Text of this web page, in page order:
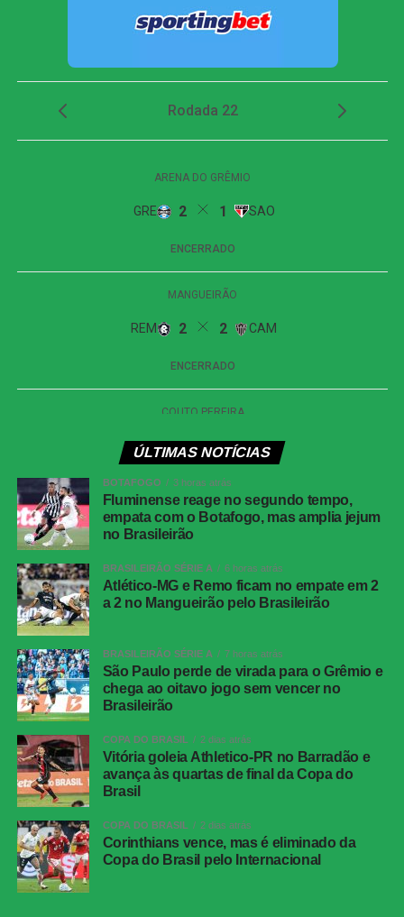
O time alvinegro voltou a ameaçar aos 29 minutos.
para fora. Em seguida, o volante completou cruzamento
Fluminense reage no segundo tempo, empata
com o Botafogo, mas amplia jejum no Brasileirão
O Botafogo abriu o placar aos 43 minutos. Em cobrança
vantagem antes do intervalo.
ofensivo e quase empatou logo aos dois minutos. Samuel
facilitou a defesa de Warleson.
Com maior participação de Soteldo pelo lado direito, o
Tricolor passou a encontrar mais espaços na defesa
adversária. A pressão surtiu efeito aos 12 minutos.
Serna recebeu pela esquerda, cortou para o meio e fez o
cruzamento na direção da segunda trave. Ignácio
apareceu livre e cabeceou no canto. A bola ainda bateu
na trave antes de entrar, deixando o placar igualado.
O Botafogo teve uma boa oportunidade de retomar a
vantagem pouco depois. Montoro encontrou Villalba com
um passe de trivela, mas o atacante finalizou fraco,
facilitando a defesa de Fábio.
O Fluminense também ficou perto da virada aos 21
minutos. Nonato recebeu livre dentro da área e bateu
forte, mas Warleson fez uma defesa inusitada com a
cabeça e evitou o segundo gol tricolor.
Na reta final, os dois goleiros voltaram a trabalhar. Aos 25
ÚLTIMAS NOTÍCIAS
BOTAFOGO 3 horas atrás
Fluminense reage no segundo tempo,
empata com o Botafogo, mas amplia jejum
no Brasileirão
BRASILEIRÃO SÉRIE A 6 horas atrás
Atlético-MG e Remo ficam no empate em 2
a 2 no Mangueirão pelo Brasileirão
BRASILEIRÃO SÉRIE A 7 horas atrás
São Paulo perde de virada para o Grêmio e
chega ao oitavo jogo sem vencer no
Brasileirão
COPA DO BRASIL 2 dias atrás
Vitória goleia Athletico-PR no Barradão e
avança às quartas de final da Copa do
Brasil
COPA DO BRASIL 2 dias atrás
Corinthians vence, mas é eliminado da
Copa do Brasil pelo Internacional